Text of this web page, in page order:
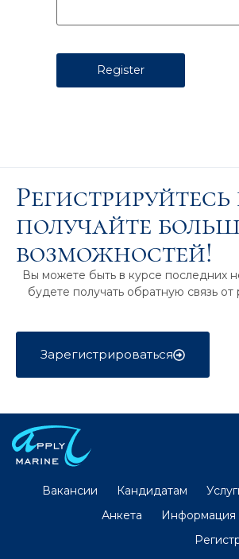
Регистрируйтесь
получайте
возможностей!
Вы можете быть в курсе последних
будете получать обратную связь от
Зарегистрироваться
Вакансии Кандидатам
Анкета
Информация